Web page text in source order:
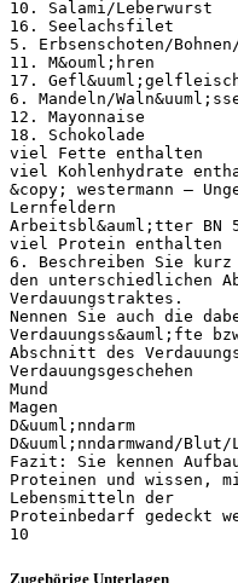
10. Salami/Leberwurst
16. Seelachsfilet
5. Erbsenschoten/
11. M&ouml;hren
17.
6. Mandeln/
12. Mayonnaise
18. Schokolade
viel Fette enthalten
viel Kohlenhydrate
&copy; westermann –
Lernfeldern
Arbeitsbl&auml;tter BN
viel Protein enthalten
6. Beschreiben Sie
den unterschiedlichen
Verdauungstraktes.
Nennen Sie auch die
Verdauungss&auml;fte
Abschnitt des
Verdauungsgeschehen
Mund
Magen
D&uuml;nndarm
D&uuml;nndarmwand/Blut/
Fazit: Sie kennen
Proteinen und wissen,
Lebensmitteln der
Proteinbedarf gedeckt
Zugehörige Unterlagen